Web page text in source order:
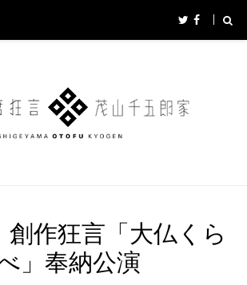
作狂言「大仏くら
」奉納公演